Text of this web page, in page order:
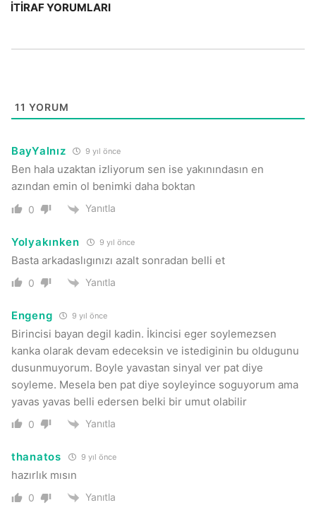
İTIRAF YORUMLARI
11 YORUM
BayYalnız 9 yıl önce
Ben hala uzaktan izliyorum sen ise yakınındasın en
azından emin ol benimki daha boktan
0 Yanıtla
Yolyakınken 9 yıl önce
Basta arkadaslıgınızı azalt sonradan belli et
0 Yanıtla
Engeng 9 yıl önce
Birincisi bayan degil kadin. İkincisi eger soylemezsen
kanka olarak devam edeceksin ve istediginin bu oldugunu
dusunmuyorum. Boyle yavastan sinyal ver pat diye
soyleme. Mesela ben pat diye soyleyince soguyorum ama
yavas yavas belli edersen belki bir umut olabilir
0 Yanıtla
thanatos 9 yıl önce
hazırlık mısın
0 Yanıtla